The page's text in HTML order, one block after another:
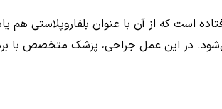
است که از آن با عنوان بلفاروپلاستی هم
در این عمل جراحی، پزشک متخصص با